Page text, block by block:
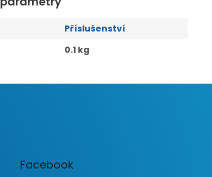
Příslušenství
0.1 kg
Facebook